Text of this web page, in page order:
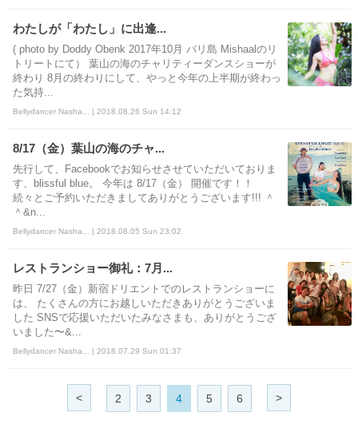
わたしが「わたし」に出逢...
( photo by Doddy Obenk 2017年10月 バリ島 Mishaalのリ
トリートにて） 葉山の海のチャリティーダンスショーが
終わり 8月の終わりにして、やっと今年の上半期が終わっ
た気持...
Bellydancer Nasha... | 2018.08.26 Sun 14:12
8/17（金）葉山の海のチャ...
先行して、Facebookでお知らせさせていただいておりま
す、blissful blue。 今年は 8/17（金） 開催です！！
続々とご予約いただきましてありがとうございます!!! ＾
＾&n...
Bellydancer Nasha... | 2018.08.05 Sun 23:02
レストランショー御礼：7月...
昨日 7/27（金）新宿ドリエントでのレストランショーに
は、 たくさんの方にお越しいただきありがとうございま
した SNSで応援いただいたみなさまも、ありがとうござ
いました〜&...
Bellydancer Nasha... | 2018.07.29 Sun 01:37
< 2 3 4 5 6 >